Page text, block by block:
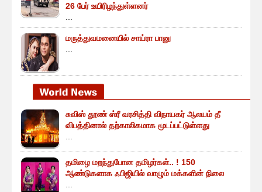
26 பேர் உயிரிழந்துள்ளனர்
மருத்துவமனையில் சாய்ரா பானு
சுவிஸ் தூண் ஸ்ரீ வரசித்தி விநாயகர் ஆலயம் தீ
விபத்தினால் தற்காலிகமாக மூடப்பட்டுள்ளது
தமிழை மறந்துபோன தமிழர்கள்.. ! 150
ஆண்டுகளாக ஃபிஜியில் வாழும் மக்களின் நிலை